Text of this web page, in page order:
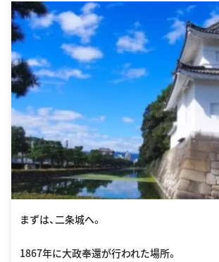
まずは、二条城へ。
1867年に大政奉還が行われた場所。